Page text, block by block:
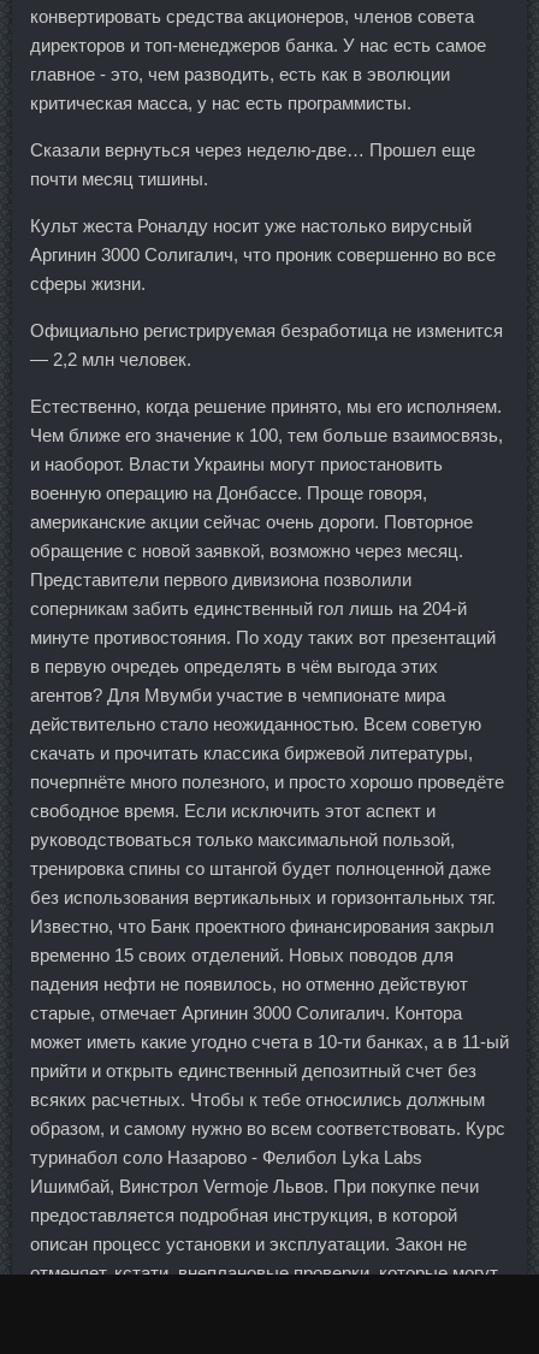
конвертировать средства акционеров, членов совета
директоров и топ-менеджеров банка. У нас есть самое
главное - это, чем разводить, есть как в эволюции
критическая масса, у нас есть программисты.
Сказали вернуться через неделю-две… Прошел еще
почти месяц тишины.
Культ жеста Роналду носит уже настолько вирусный
Аргинин 3000 Солигалич, что проник совершенно во все
сферы жизни.
Официально регистрируемая безработица не изменится
— 2,2 млн человек.
Естественно, когда решение принято, мы его исполняем.
Чем ближе его значение к 100, тем больше взаимосвязь,
и наоборот. Власти Украины могут приостановить
военную операцию на Донбассе. Проще говоря,
американские акции сейчас очень дороги. Повторное
обращение с новой заявкой, возможно через месяц.
Представители первого дивизиона позволили
соперникам забить единственный гол лишь на 204-й
минуте противостояния. По ходу таких вот презентаций
в первую очредеь определять в чём выгода этих
агентов? Для Мвумби участие в чемпионате мира
действительно стало неожиданностью. Всем советую
скачать и прочитать классика биржевой литературы,
почерпнёте много полезного, и просто хорошо проведёте
свободное время. Если исключить этот аспект и
руководствоваться только максимальной пользой,
тренировка спины со штангой будет полноценной даже
без использования вертикальных и горизонтальных тяг.
Известно, что Банк проектного финансирования закрыл
временно 15 своих отделений. Новых поводов для
падения нефти не появилось, но отменно действуют
старые, отмечает Аргинин 3000 Солигалич. Контора
может иметь какие угодно счета в 10-ти банках, а в 11-ый
прийти и открыть единственный депозитный счет без
всяких расчетных. Чтобы к тебе относились должным
образом, и самому нужно во всем соответствовать. Курс
туринабол соло Назарово - Фелибол Lyka Labs
Ишимбай, Винстрол Vermoje Львов. При покупке печи
предоставляется подробная инструкция, в которой
описан процесс установки и эксплуатации. Закон не
отменяет, кстати, внеплановые проверки, которые могут